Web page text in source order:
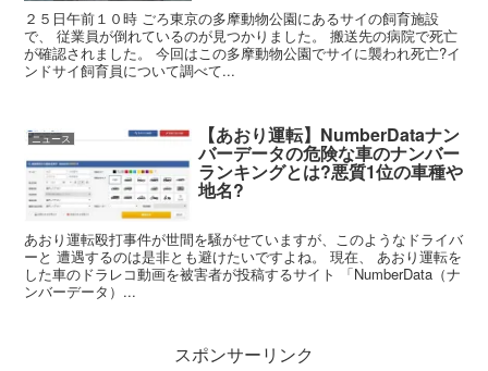
２５日午前１０時 ごろ東京の多摩動物公園にあるサイの飼育施設
で、 従業員が倒れているのが見つかりました。 搬送先の病院で死亡
が確認されました。 今回はこの多摩動物公園でサイに襲われ死亡?イ
ンドサイ飼育員について調べて...
ニュース 【あおり運転】NumberDataナン
バーデータの危険な車のナンバー
ランキングとは?悪質1位の車種や
地名?
あおり運転殴打事件が世間を騒がせていますが、このようなドライバ
ーと 遭遇するのは是非とも避けたいですよね。 現在、 あおり運転を
した車のドラレコ動画を被害者が投稿するサイト 「NumberData（ナ
ンバーデータ）...
スポンサーリンク